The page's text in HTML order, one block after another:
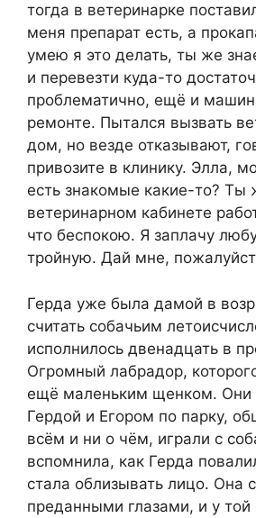
тогда в ветеринарке
меня препарат есть, а
умею я это делать, ты же
и перевезти куда-то
проблематично, ещё и
ремонте. Пытался вызвать
дом, но везде отказывают,
привозите в клинику. Элла,
есть знакомые какие-то? Ты
ветеринарном кабинете
что беспокою. Я заплачу
тройную. Дай мне,
Герда уже была дамой в
считать собачьим
исполнилось двенадцать в
Огромный лабрадор,
ещё маленьким щенком. Они
Гердой и Егором по парку,
всём и ни о чём, играли с
вспомнила, как Герда
стала облизывать лицо. Она
преданными глазами, и у той